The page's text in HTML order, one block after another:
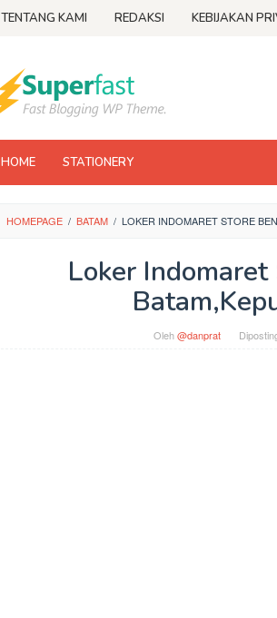
TENTANG KAMI REDAKSI KEBIJAKAN
HOME STATIONERY
HOMEPAGE / BATAM / LOKER INDOMARET STORE
Loker
Oleh@danprat